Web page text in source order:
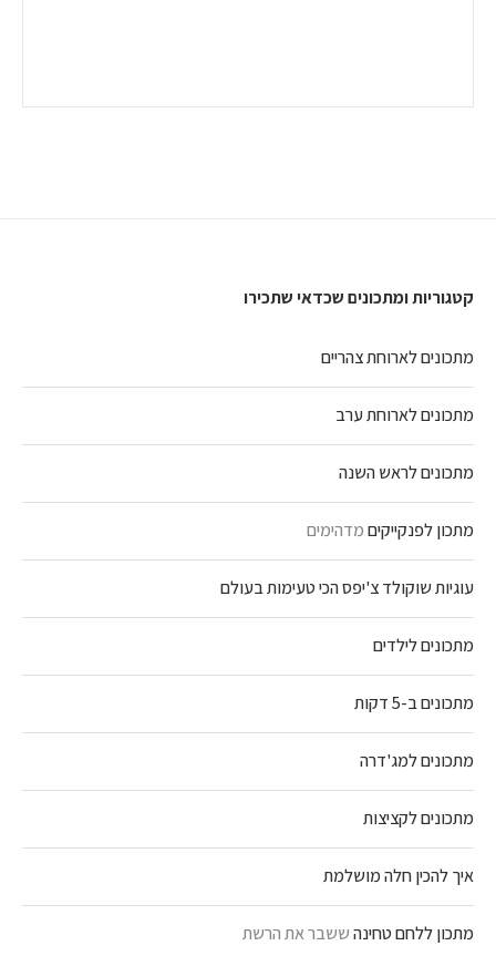
קטגוריות ומתכונים שכדאי שתכירו
מתכונים לארוחת צהריים
מתכונים לארוחת ערב
מתכונים לראש השנה
מתכון לפנקייקיםמדהימים
עוגיות שוקולד צ'יפס הכי טעימות בעולם
מתכונים לילדים
מתכונים ב-5 דקות
מתכונים למג'דרה
מתכונים לקציצות
איך להכין חלה מושלמת
מתכון ללחם טחינהששבר את הרשת